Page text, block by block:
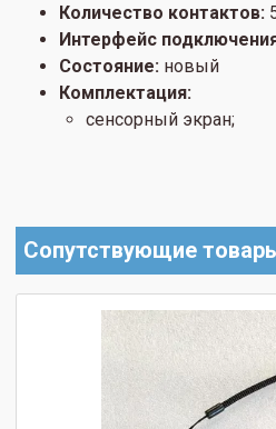
Количество контактов:
Интерфейс
Состояние:новый
Комплектация:
сенсорный экран;
Сопутствующие